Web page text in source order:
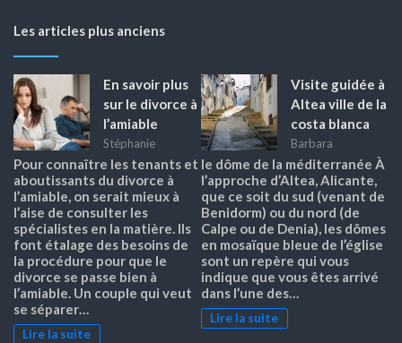
Les articles plus anciens
En savoir plus
sur le divorce à
l’amiable
Stéphanie
Pour connaître les tenants et
aboutissants du divorce à
l’amiable, on serait mieux à
l’aise de consulter les
spécialistes en la matière. Ils
font étalage des besoins de
la procédure pour que le
divorce se passe bien à
l’amiable. Un couple qui veut
se séparer…
Lire la suite
Visite guidée à
Altea ville de la
costa blanca
Barbara
le dôme de la méditerranée À
l’approche d’Altea, Alicante,
que ce soit du sud (venant de
Benidorm) ou du nord (de
Calpe ou de Denia), les dômes
en mosaïque bleue de l’église
sont un repère qui vous
indique que vous êtes arrivé
dans l’une des…
Lire la suite